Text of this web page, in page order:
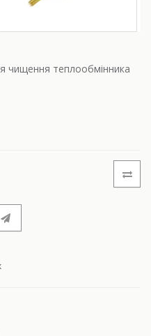
чищення теплообмінника